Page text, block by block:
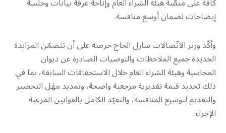
إيضاحات لضمان أوسع منافسة.
وأكّد وزير الاتّصالات شارل الحاج حرصه على أن تتضمّن المزايدة
الجديدة جميع الملاحظات والتوصيات الصادرة عن ديوان
المحاسبة وهيئة الشراء العام خلال الاستحقاقات السابقة، بما في
ذلك تحديد قيمة تقديرية مرجعية واضحة، وتمديد مهَل التحضير
والتقديم لتوسيع المنافسة، والتقيّد الكامل بالقوانين المرعية
الإجراء.